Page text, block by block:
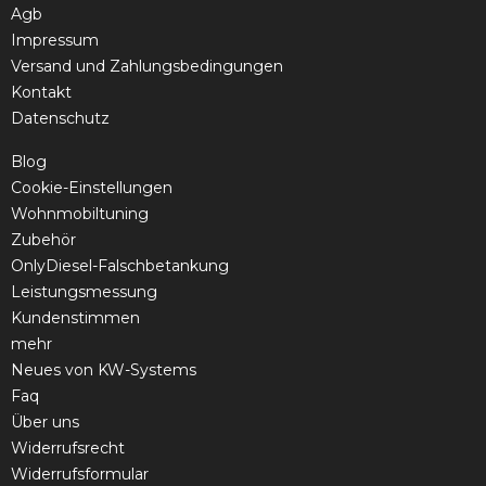
Agb
Impressum
Versand und Zahlungsbedingungen
Kontakt
Datenschutz
Blog
Cookie-Einstellungen
Wohnmobiltuning
Zubehör
OnlyDiesel-Falschbetankung
Leistungsmessung
Kundenstimmen
mehr
Neues von KW-Systems
Faq
Über uns
Widerrufsrecht
Widerrufsformular